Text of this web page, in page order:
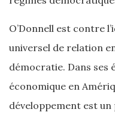
O’Donnell est contre
universel de relation
démocratie. Dans ses
économique en
développement est